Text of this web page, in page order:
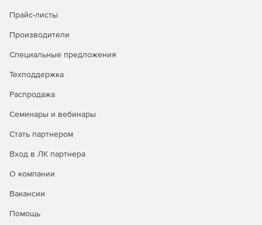
Операционная система Astra Linux Special Edition доступна
Редакция «ОРЕЛ» - обычный уровень защищенности.
Продукт является доступным техническим вариантом для
сетям общего доступа, в образовательных учреждениях,
а также используется для домашнего использования.
обрабатывающих информацию ограниченного доступа, к
Прайс-листы
Производители
Специальные предложения
Техподдержка
Распродажа
Семинары и вебинары
Стать партнером
Вход в ЛК партнера
О компании
Вакансии
Помощь